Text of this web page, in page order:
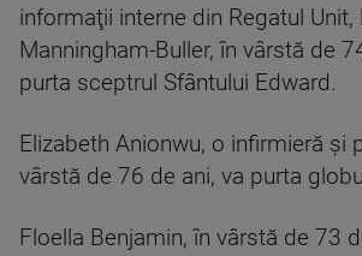
informaţii interne din Regatul Unit,
Manningham-Buller, în vârstă de
purta sceptrul Sfântului Edward.
Elizabeth Anionwu, o infirmieră şi
vârstă de 76 de ani, va purta
Floella Benjamin, în vârstă de 73